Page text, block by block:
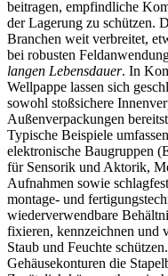
beitragen, empfindliche
der Lagerung zu schützen.
Branchen weit verbreitet,
bei robusten
langen Lebensdauer. In
Wellpappe lassen sich
sowohl stoßsichere
Außenverpackungen
Typische Beispiele
elektronische Baugruppen
für Sensorik und Aktorik,
Aufnahmen sowie
montage- und
wiederverwendbare
fixieren, kennzeichnen und
Staub und Feuchte
Gehäusekonturen die